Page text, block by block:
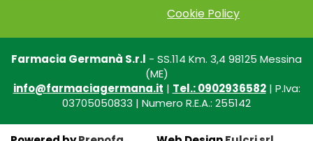
Cookie Policy
Farmacia Germanà S.r.l - SS.114 Km. 3,4 98125 Messina
(ME)
info@farmaciagermana.it | Tel.: 0902936582| P.Iva:
03705050833 | Numero R.E.A.: 255142